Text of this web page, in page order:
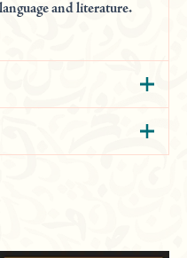
and literature.